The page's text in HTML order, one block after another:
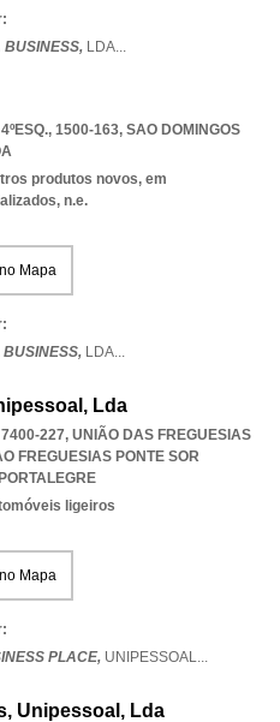
BUSINESS, LDA...
1500-163, SAO DOMINGOS
produtos novos, em
n.e.
Mapa
BUSINESS, LDA...
Lda
227, UNIÃO DAS FREGUESIAS
FREGUESIAS PONTE SOR
PORTALEGRE
ligeiros
Mapa
PLACE, UNIPESSOAL...
Unipessoal, Lda